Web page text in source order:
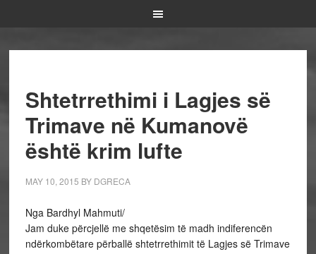
Shtetrrethimi i Lagjes së
Trimave në Kumanovë
është krim lufte
MAY 10, 2015 BY DGRECA
Nga Bardhyl Mahmuti/
Jam duke përcjellë me shqetësim të madh indiferencën
ndërkombëtare përballë shtetrrethimit të Lagjes së Trimave